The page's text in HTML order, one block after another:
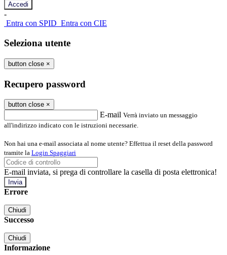
-
Entra con SPID Entra con CIE
Seleziona utente
button close ×
Recupero password
button close ×
E-mail Verrà inviato un messaggio
all'indirizzo indicato con le istruzioni necessarie.
Non hai una e-mail associata al nome utente? Effettua il reset della password
tramite la Login Spaggiari
E-mail inviata, si prega di controllare la casella di posta elettronica!
Errore
Chiudi
Successo
Chiudi
Informazione